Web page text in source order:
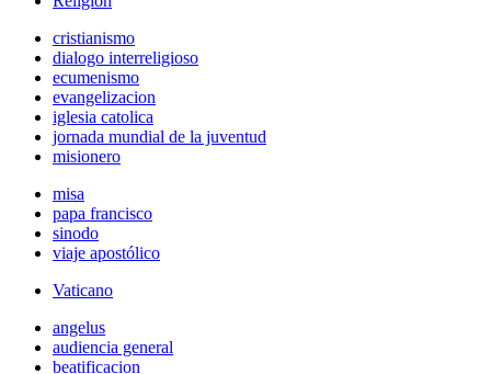
cristianismo
dialogo interreligioso
ecumenismo
evangelizacion
iglesia catolica
jornada mundial de la juventud
misionero
misa
papa francisco
sinodo
viaje apostólico
Vaticano
angelus
audiencia general
beatificacion